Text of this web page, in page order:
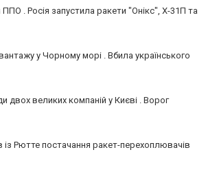
. Росія запустила ракети "Онікс", Х-31П та
у Чорному морі . Вбила українського
двох великих компаній у Києві . Ворог
Рютте постачання ракет-перехоплювачів